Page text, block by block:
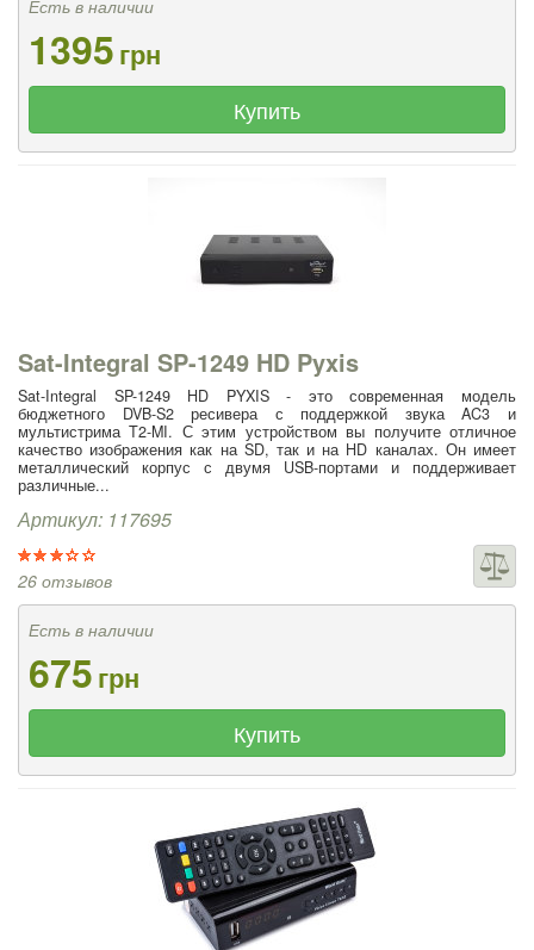
Есть в наличии
1395грн
Купить
Sat-Integral SP-1249 HD Pyxis
Sat-Integral SP-1249 HD PYXIS - это современная модель
бюджетного DVB-S2 ресивера с поддержкой звука AC3 и
мультистрима T2-MI. С этим устройством вы получите отличное
качество изображения как на SD, так и на HD каналах. Он имеет
металлический корпус с двумя USB-портами и поддерживает
различные...
Артикул: 117695
26 отзывов
Есть в наличии
675грн
Купить